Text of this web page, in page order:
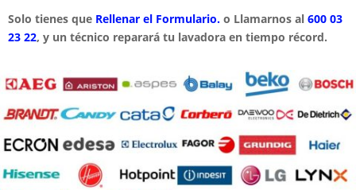
Solo tienes que Rellenar el Formulario. o Llamarnos al 600 03
23 22, y un técnico reparará tu lavadora en tiempo récord.